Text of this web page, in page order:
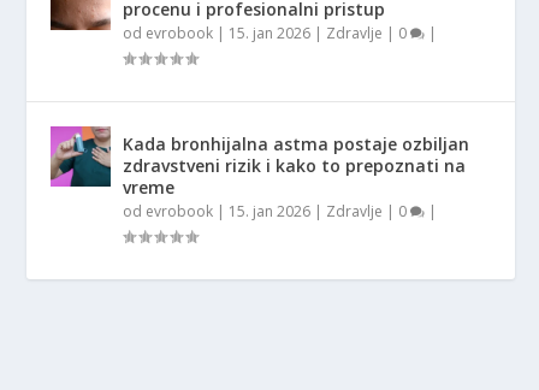
procenu i profesionalni pristup
od evrobook | 15. jan 2026 | Zdravlje | 0 |
Kada bronhijalna astma postaje ozbiljan
zdravstveni rizik i kako to prepoznati na
vreme
od evrobook | 15. jan 2026 | Zdravlje | 0 |